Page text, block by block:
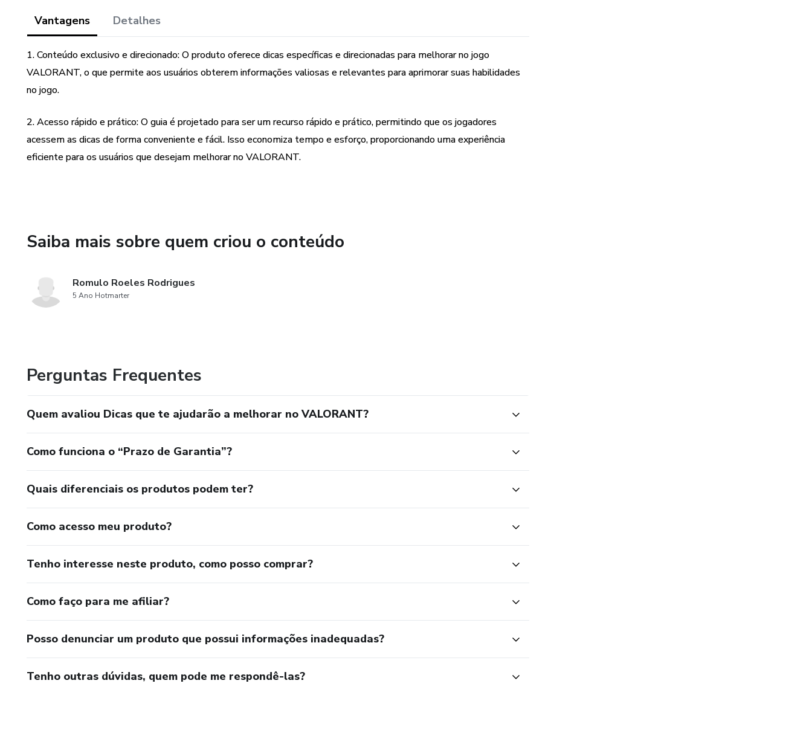
Vantagens Detalhes
1. Conteúdo exclusivo e direcionado: O produto oferece dicas específicas e direcionadas para melhorar no jogo
VALORANT, o que permite aos usuários obterem informações valiosas e relevantes para aprimorar suas habilidades
no jogo.
2. Acesso rápido e prático: O guia é projetado para ser um recurso rápido e prático, permitindo que os jogadores
acessem as dicas de forma conveniente e fácil. Isso economiza tempo e esforço, proporcionando uma experiência
eficiente para os usuários que desejam melhorar no VALORANT.
Saiba mais sobre quem criou o conteúdo
Romulo Roeles Rodrigues
5 Ano Hotmarter
Perguntas Frequentes
Quem avaliou Dicas que te ajudarão a melhorar no VALORANT?
Como funciona o “Prazo de Garantia”?
Quais diferenciais os produtos podem ter?
Como acesso meu produto?
Tenho interesse neste produto, como posso comprar?
Como faço para me afiliar?
Posso denunciar um produto que possui informações inadequadas?
Tenho outras dúvidas, quem pode me respondê-las?